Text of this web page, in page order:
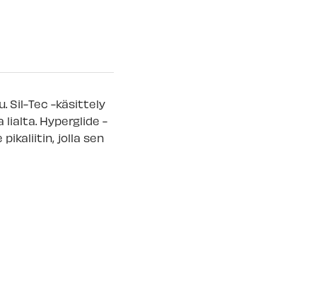
-Tilapäisesti loppu
Sil-Tec -käsittely
lialta. Hyperglide -
jolla sen